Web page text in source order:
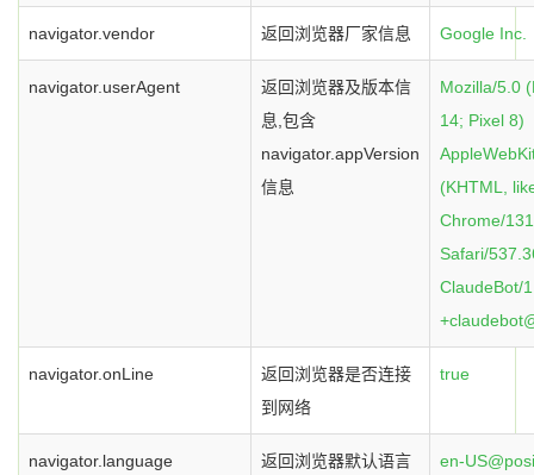
navigator.vendor 返回浏览器厂家信息 Google Inc.
navigator.userAgent
返回浏览器及版本信
息,包含
navigator.appVersion
信息
Mozilla/5.0
14; Pixel 8)
(KHTML,
Chrome/
Safari/
ClaudeBot/
navigator.onLine
返回浏览器是否连接
到网络
true
navigator.language 返回浏览器默认语言 en-